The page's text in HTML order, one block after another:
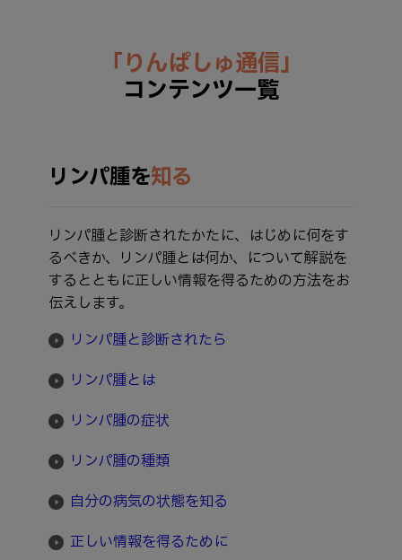
「りんぱしゅ通信」
コンテンツ一覧
リンパ腫を知る
リンパ腫と診断されたかたに、はじめに何をす
るべきか、リンパ腫とは何か、について解説を
するとともに正しい情報を得るための方法をお
伝えします。
リンパ腫と診断されたら
リンパ腫とは
リンパ腫の症状
リンパ腫の種類
自分の病気の状態を知る
正しい情報を得るために